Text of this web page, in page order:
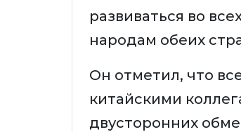
развиваться во
народам обеих
Он отметил, что
китайскими
двусторонних